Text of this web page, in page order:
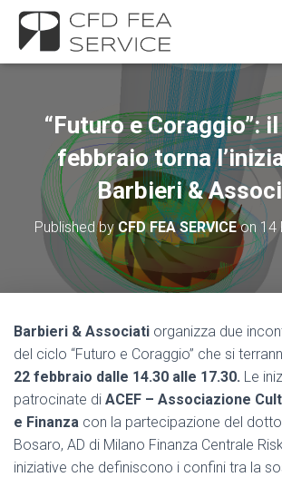
“Futuro e Coraggio”:
febbraio torna
Barbieri &
Published by CFD FEA SERVICEon14
Barbieri & Associati organizza due
del ciclo “Futuro e Coraggio” che si
22 febbraio dalle 14.30 alle 17.30. Le
patrocinate di ACEF – Associazione
e Finanza con la partecipazione del
Bosaro, AD di Milano Finanza Centrale
iniziative che definiscono i confini tra la